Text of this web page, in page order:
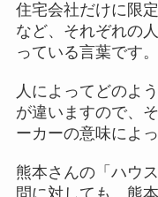
住宅会社だけに限
など、それぞれの
っている言葉です。
人によってどのよ
が違いますので、
ーカーの意味によ
熊本さんの「ハウ
問に対しても、熊